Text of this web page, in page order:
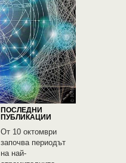
ПОСЛЕДНИ
ПУБЛИКАЦИИ
От 10 октомври
започва периодът
на най-